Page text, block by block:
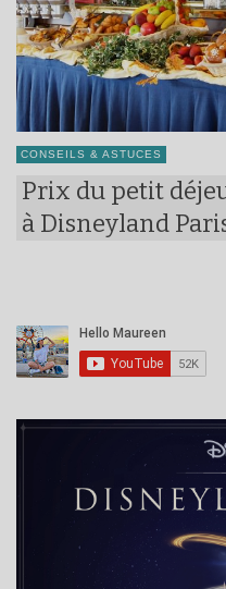
CONSEILS & ASTUCES
Prix du petit
à Disneyland